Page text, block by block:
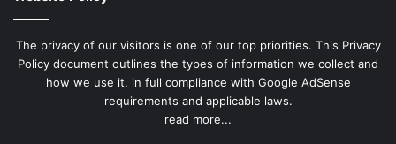
The privacy of our visitors is one of our top priorities. This Privacy
Policy document outlines the types of information we collect and
how we use it, in full compliance with Google AdSense
requirements and applicable laws.
read more...